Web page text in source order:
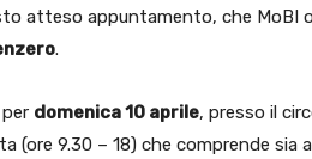
atteso appuntamento, che MoBI
.
domenica 10 aprile, presso il
(ore 9.30 – 18) che comprende